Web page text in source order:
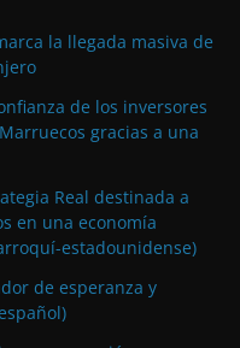
la llegada masiva de
de los inversores
gracias a una
Real destinada a
en una economía
estadounidense)
de esperanza y